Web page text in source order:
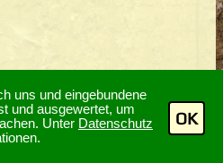
uns und eingebundene
und ausgewertet, um
Unter Datenschutz
OK